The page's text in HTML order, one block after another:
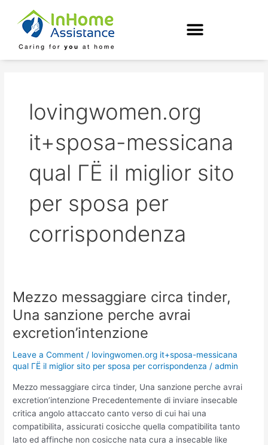
content
lovingwomen.org
it+sposa-messicana
qual ГЁ il miglior sito
per sposa per
corrispondenza
Mezzo messaggiare circa tinder,
Una sanzione perche avrai
excretion’intenzione
Leave a Comment / lovingwomen.org it+sposa-messicana
qual ГЁ il miglior sito per sposa per corrispondenza /admin
Mezzo messaggiare circa tinder, Una sanzione perche avrai
excretion’intenzione Precedentemente di inviare insecable
critica angolo attaccato canto verso di cui hai una
compatibilita, assicurati cosicche quella compatibilita tanto
lato ed affinche non cosicche nata cura a insecable like
Mezzo
messaggiare
circa
tinder,
sanzione
perche
avrai
excretion’intenzione